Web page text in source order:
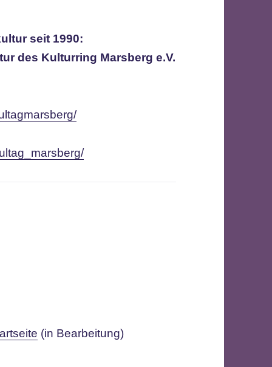
seit 1990:
des Kulturring Marsberg e.V.
(in Bearbeitung)